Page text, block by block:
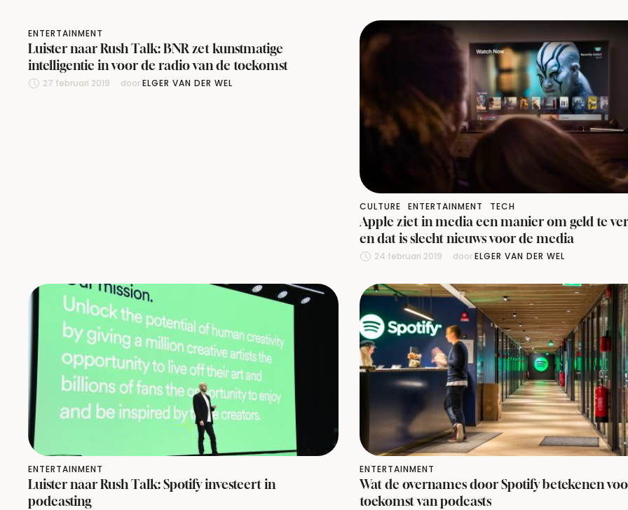
ENTERTAINMENT
Luister naar Rush Talk: BNR zet kunstmatige
intelligentie in voor de radio van de toekomst
27 februari 2019 door ELGER VAN DER WEL
CULTURE ENTERTAINMENT TECH
Apple ziet in media een manier om geld te
en dat is slecht nieuws voor de media
24 februari 2019 door ELGER VAN DER WEL
ENTERTAINMENT
Luister naar Rush Talk: Spotify investeert in
podcasting
ENTERTAINMENT
Wat de overnames door Spotify betekenen
toekomst van podcasts